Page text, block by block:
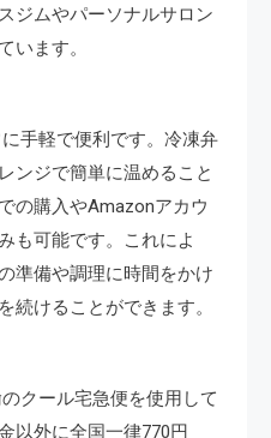
ジムやパーソナルサロン
います。
手軽で便利です。冷凍弁
ンジで簡単に温めること
の購入やAmazonアカウ
も可能です。これによ
準備や調理に時間をかけ
続けることができます。
クール宅急便を使用して
以外に全国一律770円